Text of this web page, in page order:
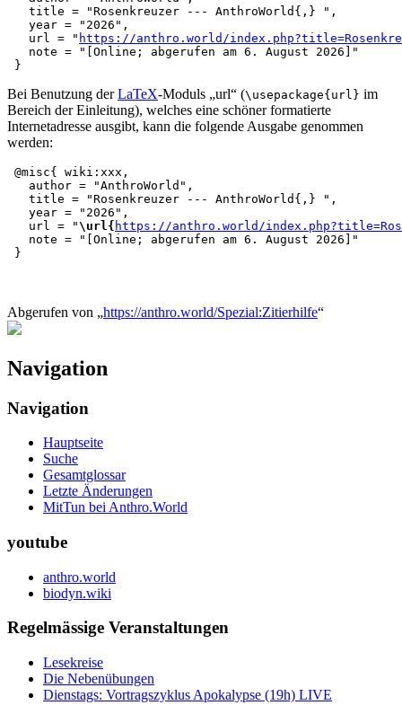
   title = "Rosenkreuzer --- AnthroWorld{,} ",
   year = "2026",
   url = "
https://anthro.world/
   note = "[Online; abgerufen am 6. August 2026]"
Bei Benutzung derLaTeX-Moduls „url“ (\usepackage{url} im
Bereich der Einleitung), welches eine schöner formatierte
Internetadresse ausgibt, kann die folgende Ausgabe genommen
werden:
@misc{ wiki:xxx,
   author = "AnthroWorld",
   title = "Rosenkreuzer --- AnthroWorld{,} ",
   year = "2026",
   url = "
\url{ https://anthro.world/
   note = "[Online; abgerufen am 6. August 2026]"
Abgerufen von „https://anthro.world/Spezial:Zitierhilfe“
Navigation
Navigation
Hauptseite
Suche
Gesamtglossar
Letzte Änderungen
MitTun bei Anthro.World
youtube
anthro.world
biodyn.wiki
Regelmässige Veranstaltungen
Lesekreise
Die Nebenübungen
Dienstags: Vortragszyklus Apokalypse (19h) LIVE